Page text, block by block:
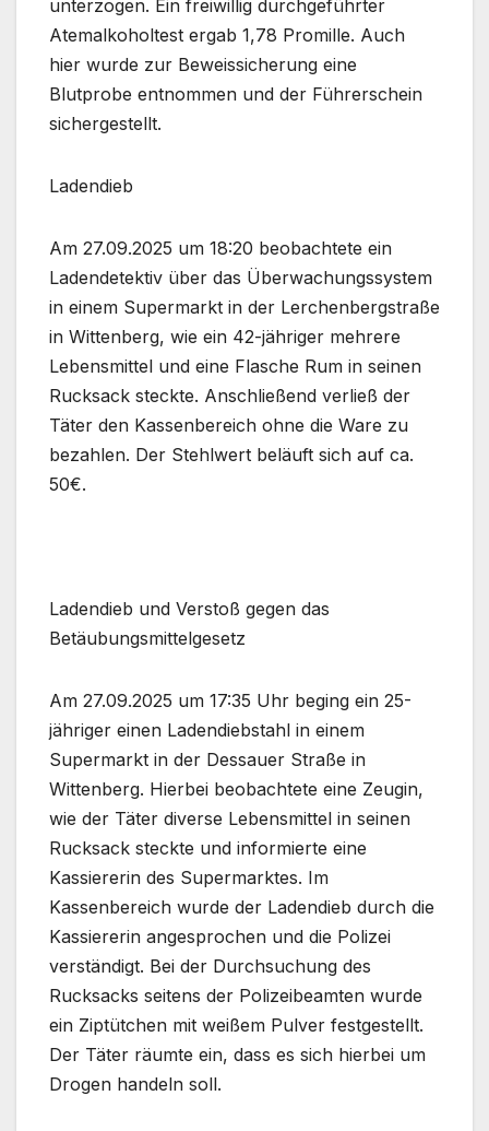
unterzogen. Ein freiwillig durchgeführter
Atemalkoholtest ergab 1,78 Promille. Auch
hier wurde zur Beweissicherung eine
Blutprobe entnommen und der Führerschein
sichergestellt.
Ladendieb
Am 27.09.2025 um 18:20 beobachtete ein
Ladendetektiv über das Überwachungssystem
in einem Supermarkt in der Lerchenbergstraße
in Wittenberg, wie ein 42-jähriger mehrere
Lebensmittel und eine Flasche Rum in seinen
Rucksack steckte. Anschließend verließ der
Täter den Kassenbereich ohne die Ware zu
bezahlen. Der Stehlwert beläuft sich auf ca.
50€.
Ladendieb und Verstoß gegen das
Betäubungsmittelgesetz
Am 27.09.2025 um 17:35 Uhr beging ein 25-
jähriger einen Ladendiebstahl in einem
Supermarkt in der Dessauer Straße in
Wittenberg. Hierbei beobachtete eine Zeugin,
wie der Täter diverse Lebensmittel in seinen
Rucksack steckte und informierte eine
Kassiererin des Supermarktes. Im
Kassenbereich wurde der Ladendieb durch die
Kassiererin angesprochen und die Polizei
verständigt. Bei der Durchsuchung des
Rucksacks seitens der Polizeibeamten wurde
ein Ziptütchen mit weißem Pulver festgestellt.
Der Täter räumte ein, dass es sich hierbei um
Drogen handeln soll.